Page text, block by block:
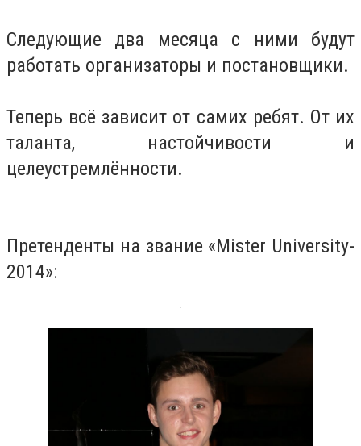
Следующие два месяца с ними будут
работать организаторы и постановщики.
Теперь всё зависит от самих ребят. От их
таланта, настойчивости и
целеустремлённости.
Претенденты на звание «Mister University-
2014»: